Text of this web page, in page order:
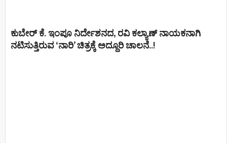
ಕುಬೇರ್ ಕೆ. ಇಂಪೂ ನಿರ್ದೇಶನದ, ರವಿ ಕಲ್ಯಾಣ್‍ ನಾಯಕನಾಗಿ
ನಟಿಸುತ್ತಿರುವ ‘ನಾರಿ’ ಚಿತ್ರಕ್ಕೆ ಅದ್ದೂರಿ ಚಾಲನೆ..!